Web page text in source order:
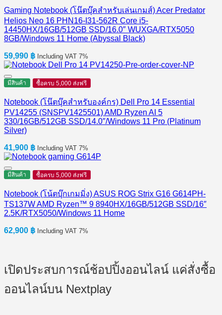
Gaming Notebook (โน๊ตบุ๊คสำหรับเล่นเกมส์) Acer Predator
Helios Neo 16 PHN16-I31-562R Core i5-
14450HX/16GB/512GB SSD/16.0″ WUXGA/RTX5050
8GB/Windows 11 Home (Abyssal Black)
59,990 ฿ Including VAT 7%
มีสินค้า ซื้อครบ 5,000 ส่งฟรี
Notebook (โน๊ตบุ๊คสำหรับองค์กร) Dell Pro 14 Essential
PV14255 (SNSPV1425501) AMD Ryzen AI 5
330/16GB/512GB SSD/14.0″/Windows 11 Pro (Platinum
Silver)
41,900 ฿ Including VAT 7%
มีสินค้า ซื้อครบ 5,000 ส่งฟรี
Notebook (โน้ตบุ๊กเกมมิ่ง) ASUS ROG Strix G16 G614PH-
TS137W AMD Ryzen™ 9 8940HX/16GB/512GB SSD/16″
2.5K/RTX5050/Windows 11 Home
62,900 ฿ Including VAT 7%
เปิดประสบการณ์ช้อปปิ้งออนไลน์ แค่สั่งซื้อ
ออนไลน์บน Nextplay